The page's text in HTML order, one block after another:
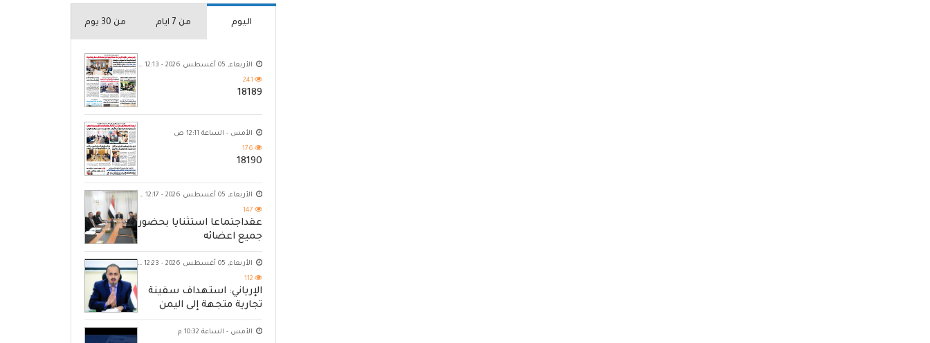
اليوم من 7 ايام من 30 يوم
الأربعاء, 05 أغسطس 2026 - 12:13 ص
241
18189
الأمس - الساعة 12:11 ص
176
18190
الأربعاء, 05 أغسطس 2026 - 12:17 ص
147
عقداجتماعا استثنايا بحضور
جميع اعضائه
الأربعاء, 05 أغسطس 2026 - 12:23 ص
112
الإرياني: استهداف سفينة
تجارية متجهة إلى اليمن
يكشف حصار الحوثي للشعب
الأمس - الساعة 10:32 م